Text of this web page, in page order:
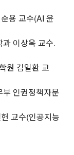
용 교수(AI 윤
이상욱 교수.
원 김일환 교
인권정책자문
교수(인공지능